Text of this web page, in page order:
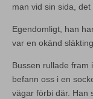
man vid sin sida,
Egendomligt, han
var en okänd släkting.
Bussen rullade fram
befann oss i en
vägar förbi där. Han